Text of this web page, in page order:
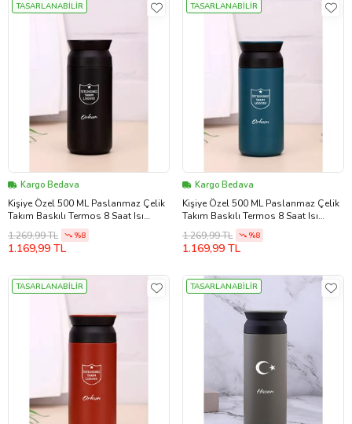
TASARLANABİLİR
Kargo Bedava
Kişiye Özel 500 ML Paslanmaz Çelik
Takım Baskılı Termos 8 Saat Isı
(Siyah)
1.269,99 TL %8
1.169,99 TL
TASARLANABİLİR
Kargo Bedava
Kişiye Özel 500 ML Paslanmaz Çelik
Takım Baskılı Termos 8 Saat Isı
(Mavi)
1.269,99 TL %8
1.169,99 TL
TASARLANABİLİR TASARLANABİLİR